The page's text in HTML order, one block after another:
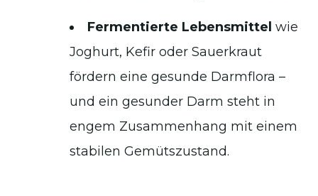
Fermentierte Lebensmittel wie
Joghurt, Kefir oder Sauerkraut
fördern eine gesunde Darmflora –
und ein gesunder Darm steht in
engem Zusammenhang mit einem
stabilen Gemütszustand.